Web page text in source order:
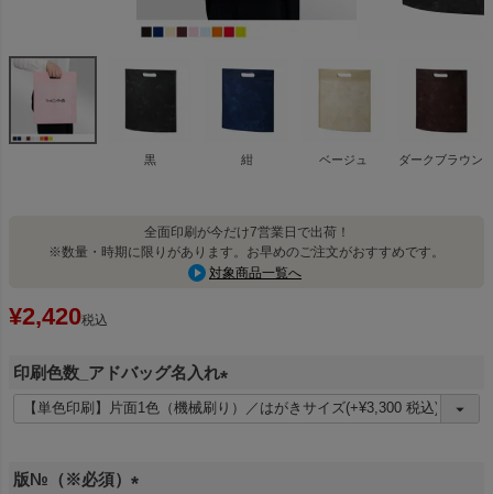
黒 紺 ベージュ ダークブラウン
全面印刷が今だけ7営業日で出荷！
※数量・時期に限りがあります。お早めのご注文がおすすめです。
対象商品一覧へ
¥2,420税込
印刷色数_アドバッグ名入れ
(
必
版№（※必須）